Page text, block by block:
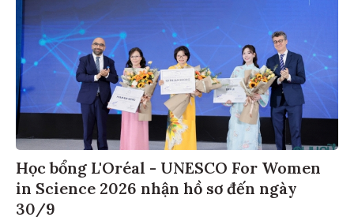
Học bổng L'Oréal - UNESCO For Women
in Science 2026 nhận hồ sơ đến ngày
30/9